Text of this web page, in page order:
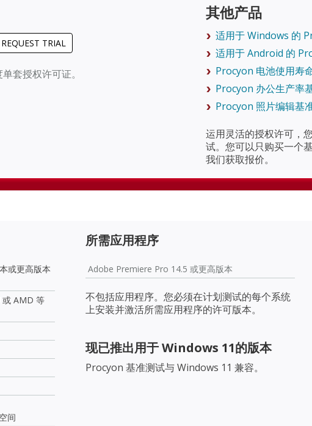
REQUEST TRIAL
套授权许可证。
其他产品
适用于 Windows 的
适用于 Android 的
Procyon 电池使用寿
Procyon 办公生产率
Procyon 照片编辑基
运用灵活的授权许可，
试。您可以只购买一个
我们获取报价。
或更高版本
或 AMD 等
间
所需应用程序
Adobe Premiere Pro 14.5 或更高版本
不包括应用程序。您必须在计划测试的每个系统
上安装并激活所需应用程序的许可版本。
现已推出用于 Windows 11的版本
Procyon 基准测试与 Windows 11 兼容。